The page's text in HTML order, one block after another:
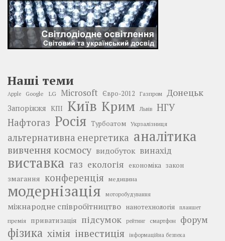
Наші теми
Apple Google LG Microsoft Євро-2012 Газпром Донецьк
Запоріжжя КПІ Київ Крим Львів
НГУ
Нафтогаз Росія Турбоатом Укрзалізниця
альтернативна енергетика аналітика
вивчення космосу видобуток винахід
виставка газ екологія економіка закон
змагання конференція медицина
модернізація моторобудування
міжнародне співробітництво нанотехнологія планшет
премія приватизація підсумок рейтинг смартфон форум
фізика хімія інвестиція інформаційна безпека